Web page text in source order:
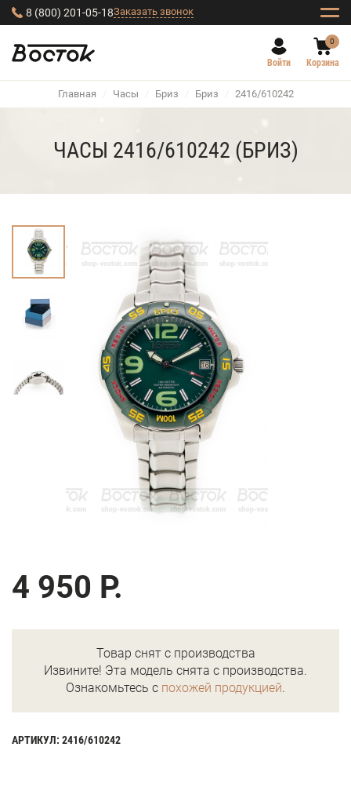
8 (800) 201-05-18Заказать звонок
Войти
0
Корзина
Главная / Часы / Бриз / Бриз / 2416/610242
ЧАСЫ 2416/610242 (БРИЗ)
4 950 Р.
Товар снят с производства
Извините! Эта модель снята с производства.
Ознакомьтесь с похожей продукцией.
АРТИКУЛ: 2416/610242